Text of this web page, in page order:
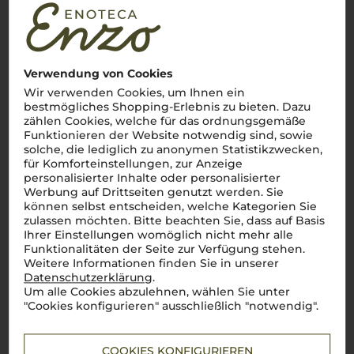
Verwendung von Cookies
Wir verwenden Cookies, um Ihnen ein
bestmögliches Shopping-Erlebnis zu bieten. Dazu
zählen Cookies, welche für das ordnungsgemäße
Funktionieren der Website notwendig sind, sowie
solche, die lediglich zu anonymen Statistikzwecken,
für Komforteinstellungen, zur Anzeige
personalisierter Inhalte oder personalisierter
Werbung auf Drittseiten genutzt werden. Sie
können selbst entscheiden, welche Kategorien Sie
zulassen möchten. Bitte beachten Sie, dass auf Basis
Ihrer Einstellungen womöglich nicht mehr alle
Funktionalitäten der Seite zur Verfügung stehen.
Weitere Informationen finden Sie in unserer
Datenschutzerklärung.
Um alle Cookies abzulehnen, wählen Sie unter
"Cookies konfigurieren" ausschließlich "notwendig".
2021
La Braccesca
Tenuta La Braccesca
Toskana
€ 19,90
pro Flasche (0.75l),
inkl. MwSt. zzgl.
Lebensmittel­angaben